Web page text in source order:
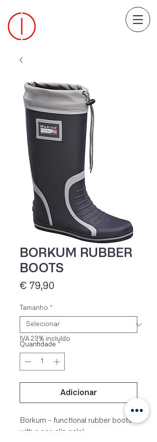
IVA 23% incluído
BORKUM RUBBER
BOOTS
€ 79,90
Tamanho *
Quantidade *
Adicionar
Borkum - functional rubber boots
with a non slip sole!